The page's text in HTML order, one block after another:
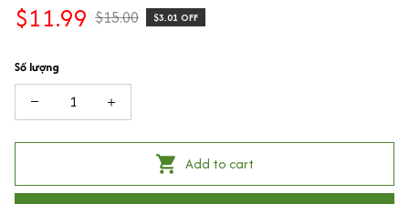
$11.99 $15.00 $3.01 OFF
Số lượng
Add to cart